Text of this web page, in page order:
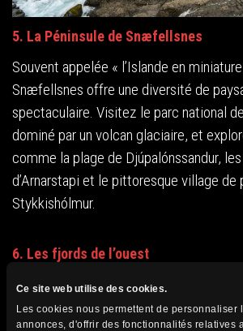
Ce site web utilise des cookies.
Les cookies nous permettent de personnaliser
annonces, d'offrir des fonctionnalités relatives
5. La Péninsule de Snæfellsnes
Souvent appelée « l’Islande en
Snæfellsnes offre une diversité de
spectaculaire. Visitez le parc national
dominé par un volcan glaciaire, et
comme la plage de Djúpalónssandur,
d’Arnarstapi et le pittoresque village de
Stykkishólmur.
6. Les fjords de l’ouest
Pour une expérience plus isolée et
l’Ouest sont incontournables. Cette